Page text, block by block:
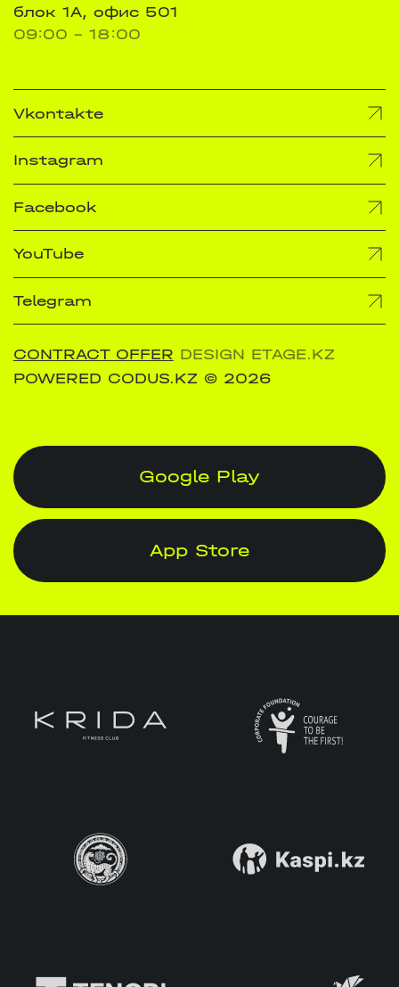
блок 1А, офис 501
09:00 - 18:00
Vkontakte
Instagram
Facebook
YouTube
Telegram
CONTRACT OFFER DESIGN ETAGE.KZ
POWERED CODUS.KZ © 2026
Google Play
App Store